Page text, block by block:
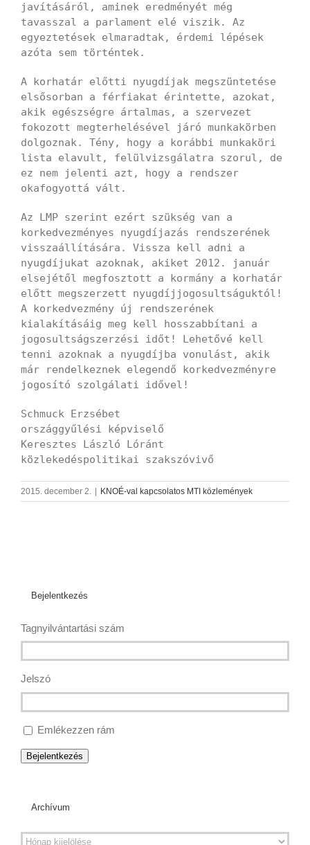
javításáról, aminek eredményét még
tavasszal a parlament elé viszik. Az
egyeztetések elmaradtak, érdemi lépések
azóta sem történtek.
A korhatár előtti nyugdíjak megszüntetése
elsősorban a férfiakat érintette, azokat,
akik egészségre ártalmas, a szervezet
fokozott megterhelésével járó munkakörben
dolgoznak. Tény, hogy a korábbi munkaköri
lista elavult, felülvizsgálatra szorul, de
ez nem jelenti azt, hogy a rendszer
okafogyottá vált.
Az LMP szerint ezért szükség van a
korkedvezményes nyugdíjazás rendszerének
visszaállítására. Vissza kell adni a
nyugdíjukat azoknak, akiket 2012. január
elsejétől megfosztott a kormány a korhatár
előtt megszerzett nyugdíjjogosultságuktól!
A korkedvezmény új rendszerének
kialakításáig meg kell hosszabbítani a
jogosultságszerzési időt! Lehetővé kell
tenni azoknak a nyugdíjba vonulást, akik
már rendelkeznek elegendő korkedvezményre
jogosító szolgálati idővel!
Schmuck Erzsébet
országgyűlési képviselő
Keresztes László Lóránt
közlekedéspolitikai szakszóvivő
2015. december 2. KNOÉ-val kapcsolatos MTI közlemények
Bejelentkezés
Tagnyilvántartási szám
Jelszó
Emlékezzen rám
Bejelentkezés
Archívum